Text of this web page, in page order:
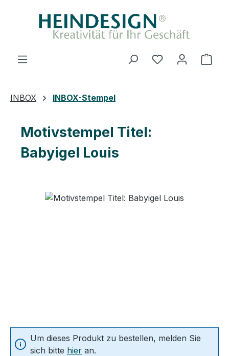
Zum Hauptinhalt springen
Du hast 0
INBOX INBOX-Stempel
Motivstempel Titel:
Babyigel Louis
Um dieses Produkt zu bestellen, melden Sie
sich bitte hier an.